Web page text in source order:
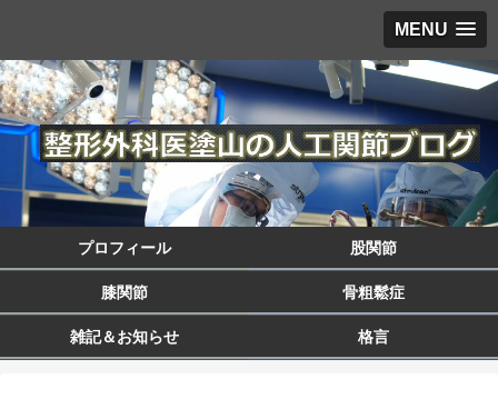
MENU
プロフィール 股関節
膝関節 骨粗鬆症
雑記＆お知らせ 格言